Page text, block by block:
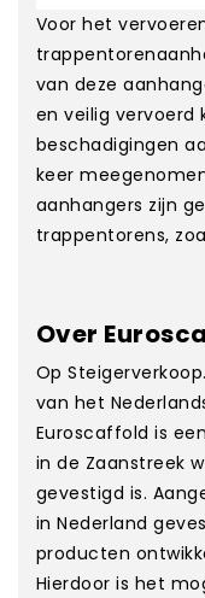
Voor het
van deze
en veilig vervoerd
beschadigingen
keer
aanhangers zijn
trappentorens,
Over
Op
van het
Euroscaffold is
in de Zaanstreek
gevestigd is.
in Nederland
producten
Hierdoor is het